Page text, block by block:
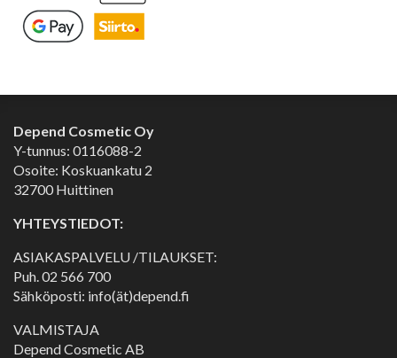
Depend Cosmetic Oy
Y-tunnus: 0116088-2
Osoite: Koskuankatu 2
32700 Huittinen
YHTEYSTIEDOT:
ASIAKASPALVELU /TILAUKSET:
Puh.02 566 700
Sähköposti: info(ät)depend.fi
VALMISTAJA
Depend Cosmetic AB